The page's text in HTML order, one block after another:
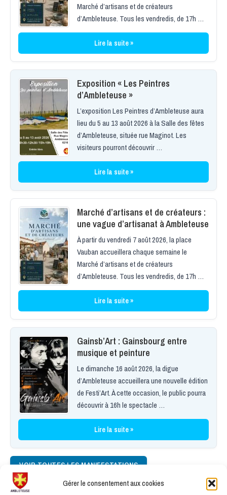
Gérer le consentement aux cookies
Marché d’artisans et de créateurs
d’Ambleteuse. Tous les vendredis, de 17h …
Lire la suite »
Exposition « Les Peintres
d’Ambleteuse »
L’exposition Les Peintres d’Ambleteuse aura
lieu du 5 au 13 août 2026 à la Salle des fêtes
d’Ambleteuse, située rue Maginot. Les
visiteurs pourront découvrir …
Lire la suite »
Marché d’artisans et de créateurs :
une vague d’artisanat à Ambleteuse
À partir du vendredi 7 août 2026, la place
Vauban accueillera chaque semaine le
Marché d’artisans et de créateurs
d’Ambleteuse. Tous les vendredis, de 17h …
Lire la suite »
Gainsb’Art : Gainsbourg entre
musique et peinture
Le dimanche 16 août 2026, la digue
d’Ambleteuse accueillera une nouvelle édition
de Festi’Art. À cette occasion, le public pourra
découvrir à 16h le spectacle …
Lire la suite »
VOIR TOUTES LES MANIFESTATIONS